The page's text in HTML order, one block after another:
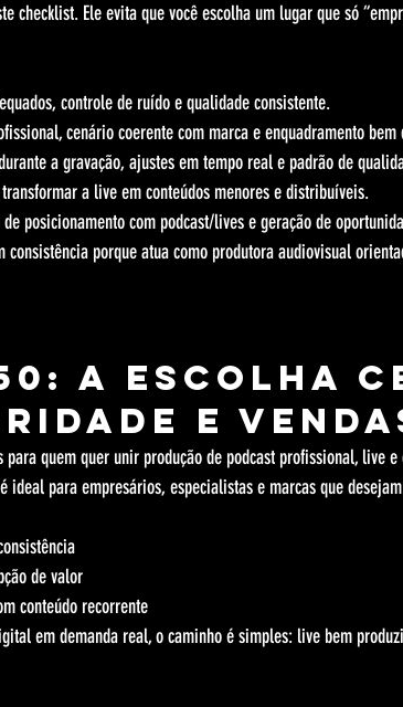
checklist. Ele evita que você escolha um lugar que só
controle de ruído e qualidade consistente.
cenário coerente com marca e enquadramento
a gravação, ajustes em tempo real e padrão de
a live em conteúdos menores e distribuíveis.
posicionamento com podcast/lives e geração de
consistência porque atua como produtora audiovisual
a escolha
e
quem quer unir produção de podcast profissional, live
ideal para empresários, especialistas e marcas que
de valor
conteúdo recorrente
em demanda real, o caminho é simples: live bem